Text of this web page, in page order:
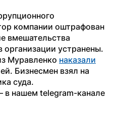
компании оштрафован
вмешательства
устранены.
Муравленко наказали
Бизнесмен взял на
суда.